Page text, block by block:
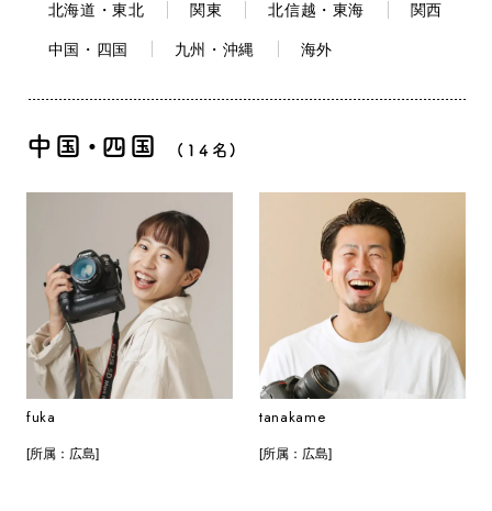
北海道・東北 関東 北信越・東海 関西
中国・四国 九州・沖縄 海外
中国・四国 (14名)
fuka
[所属：広島]
tanakame
[所属：広島]